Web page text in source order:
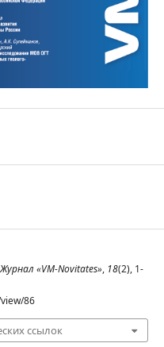
Журнал «VM-Novitates», 18(2), 1-
86
ссылок